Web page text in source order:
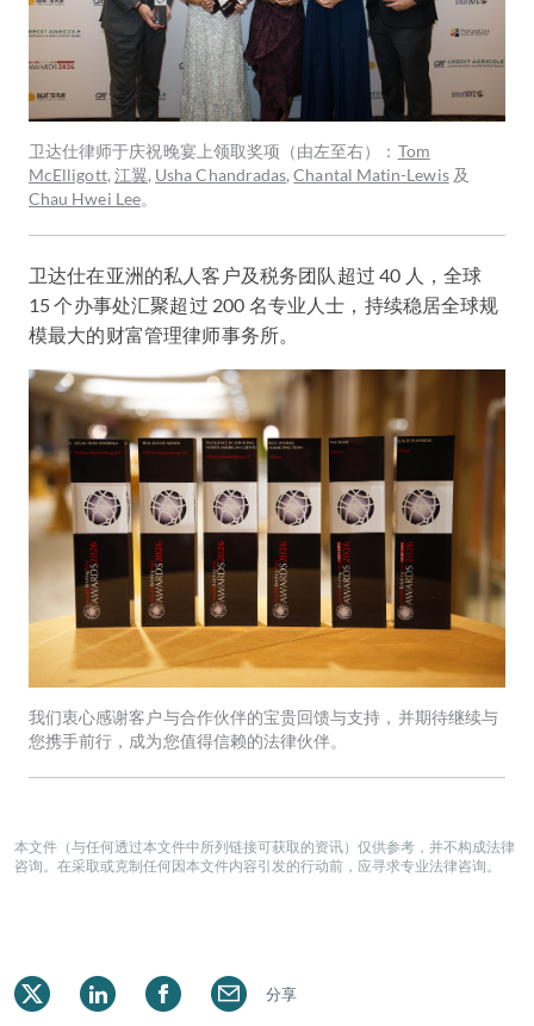
卫达仕律师于庆祝晚宴上领取奖项（由左至右）： Tom
McElligott, 江翼, Usha Chandradas,Chantal Matin-Lewis及
Chau Hwei Lee。
卫达仕在亚洲的私人客户及税务团队超过 40 人，全球
15 个办事处汇聚超过 200 名专业人士，持续稳居全球规
模最大的财富管理律师事务所。
我们衷心感谢客户与合作伙伴的宝贵回馈与支持，并期待继续与
您携手前行，成为您值得信赖的法律伙伴。
本文件（与任何透过本文件中所列链接可获取的资讯）仅供参考，并不构成法律
咨询。在采取或克制任何因本文件内容引发的行动前，应寻求专业法律咨询。
分享